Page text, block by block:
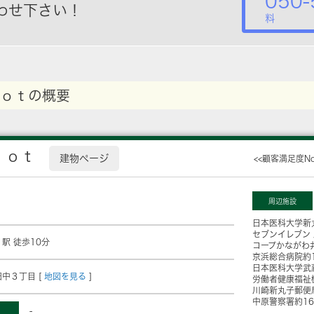
せ下さい！
料
ｔの概要
ｔ 建物ページ <<顧客満足度
駅 徒歩10分
中３丁目 [ 地図を見る ]
-
周辺施設
日本医科大学新
セブンイレブン
コープかながわ
京浜総合病院約
日本医科大学武
労働者健康福
川崎新丸子郵便
中原警察署約